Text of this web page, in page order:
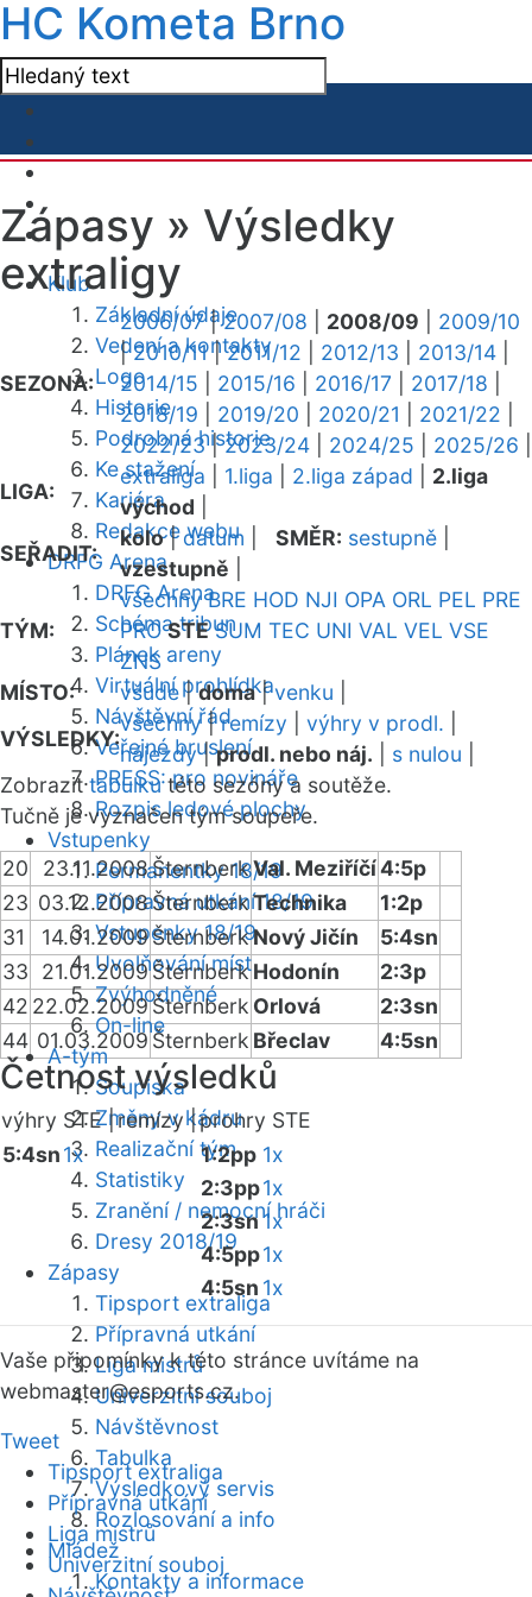
HC Kometa Brno
Klub
Základní údaje
Vedení a kontakty
Logo
Historie
Podrobná historie
Ke stažení
Kariéra
Redakce webu
DRFG Arena
DRFG Arena
Schéma tribun
Plánek areny
Virtuální prohlídka
Návštěvní řád
Veřejné bruslení
PRESS: pro novináře
Rozpis ledové plochy
Vstupenky
Permanentky 18/19
Přípravná utkání 18/19
Vstupenky 18/19
Uvolňování míst
Zvýhodněné
On-line
A-tým
Soupiska
Změny v kádru
Realizační tým
Statistiky
Zranění / nemocní hráči
Dresy 2018/19
Zápasy
Tipsport extraliga
Přípravná utkání
Liga mistrů
Univerzitní souboj
Návštěvnost
Tabulka
Výsledkový servis
Rozlosování a info
Mládež
Kontakty a informace
Zápasy » Výsledky
extraligy
SEZONA:
2006/07|2007/08 2008/09
2009/10
|2010/11|2011/12 2012/13 2013/14
2014/15
2015/16 2016/17 2017/18
2018/19
2019/20 2020/21 2021/22
2022/23|2023/24 2024/25 2025/26
LIGA:
extraliga 1.liga 2.liga západ
2.liga
východ
SEŘADIT:
kolo|datum SMĚR: sestupně
vzestupně
TÝM:
všechny BRE HOD NJI OPA ORL PEL PRE
PRO STE SUM TEC UNI VAL VEL VSE
ZNS
MÍSTO:
všude|doma|venku
VÝSLEDKY:
všechny|remízy výhry v prodl.
nájezdy|prodl. nebo náj. s nulou
Zobrazittabulkutéto sezóny a soutěže.
Tučně je vyznačen tým soupeře.
20 23.11.2008ŠternberkVal. Meziříčí4:5p
23 03.12.2008ŠternberkTechnika
1:2p
31
14.01.2009ŠternberkNový Jičín
5:4sn
33
21.01.2009 ŠternberkHodonín
2:3p
42 22.02.2009Šternberk Orlová
2:3sn
44 01.03.2009 Šternberk Břeclav 4:5sn
Četnost výsledků
výhry STE |remízy |prohry STE
5:4sn1x 1:2pp 1x
2:3pp1x
2:3sn1x
4:5pp1x
4:5sn 1x
Vaše připomínky k této stránce uvítáme na
webmaster@esports.cz.
Tweet
Tipsport extraliga
Přípravná utkání
Liga mistrů
Univerzitní souboj